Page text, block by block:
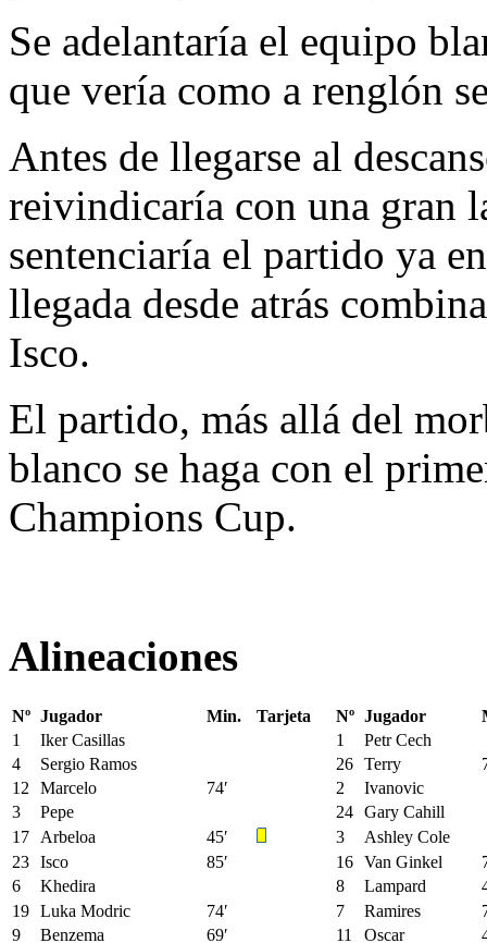
Se adelantaría el equipo
que vería como a renglón
Antes de llegarse al
reivindicaría con una gran
sentenciaría el partido ya
llegada desde atrás
Isco.
El partido, más allá del
blanco se haga con el
Champions Cup.
Alineaciones
Nº Jugador Min. Tarjeta Nº Jugador
1
Iker Casillas 1
Petr Cech
4
Sergio Ramos 26 Terry
12
Marcelo 74′ 2
Ivanovic
3
Pepe 24 Gary Cahill
17
Arbeloa 45′ 3
Ashley Cole
23 Isco 85′ 16 Van Ginkel
6
Khedira 8 Lampard
19 Luka Modric 74′ 7 Ramires
9
Benzema 69′ 11 Oscar